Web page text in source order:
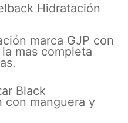
Hidratación
marca GJP con
mas completa
Black
con manguera y